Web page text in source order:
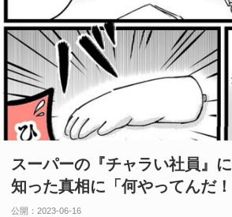
スーパーの『チャラい社員』
知った真相に「何やってんだ！
公開： 2023-06-16